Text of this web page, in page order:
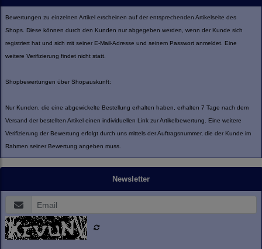
Bewertungen zu einzelnen Artikel erscheinen auf der entsprechenden Artikelseite des
Shops. Diese können durch den Kunden nur abgegeben werden, wenn der Kunde sich
registriert hat und sich mit seiner E-Mail-Adresse und seinem Passwort anmeldet. Eine
weitere Verifizierung findet nicht statt.
Shopbewertungen über Shopauskunft:
Nur Kunden, die eine abgewickelte Bestellung erhalten haben, erhalten 7 Tage nach dem
Versand der bestellten Artikel einen individuellen Link zur Artikelbewertung. Eine weitere
Verifizierung der Bewertung erfolgt durch uns mittels der Auftragsnummer, die der Kunde im
Rahmen seiner Bewertung angeben muss.
Newsletter